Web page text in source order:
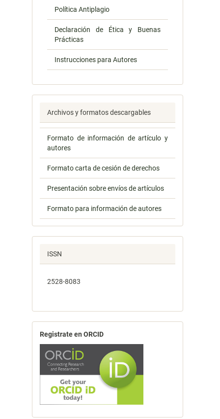
Política Antiplagio
Declaración de Ética y Buenas
Prácticas
Instrucciones para Autores
Archivos y formatos descargables
Formato de información de artículo y
autores
Formato carta de cesión de derechos
Presentación sobre envíos de artículos
Formato para información de autores
ISSN
2528-8083
Registrate en ORCID